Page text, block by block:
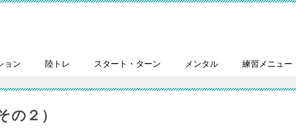
ョン 陸トレ スタート・ターン メンタル 練習メニュー
の２）